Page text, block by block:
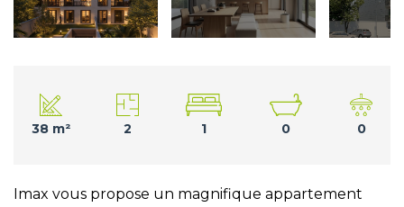
38 m² 2 1 0 0
Imax vous propose un magnifique appartement